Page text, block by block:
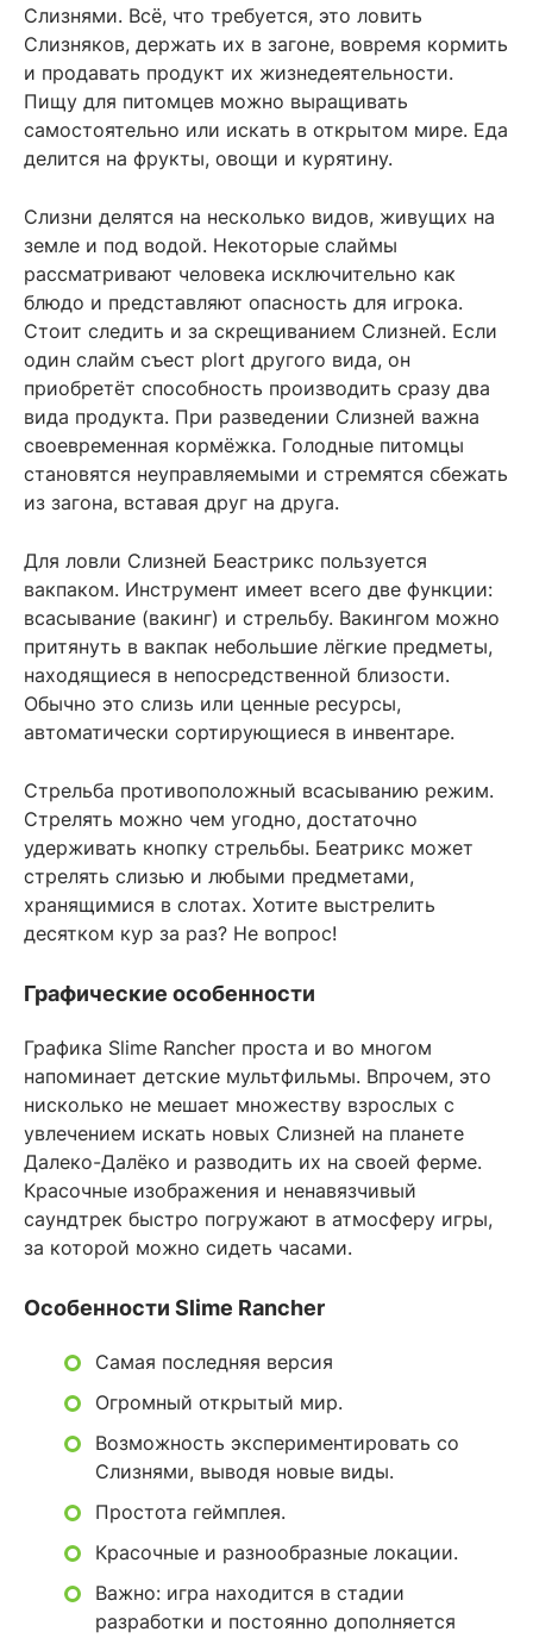
Слизнями. Всё, что требуется, это ловить
Слизняков, держать их в загоне, вовремя кормить
и продавать продукт их жизнедеятельности.
Пищу для питомцев можно выращивать
самостоятельно или искать в открытом мире. Еда
делится на фрукты, овощи и курятину.
Слизни делятся на несколько видов, живущих на
земле и под водой. Некоторые слаймы
рассматривают человека исключительно как
блюдо и представляют опасность для игрока.
Стоит следить и за скрещиванием Слизней. Если
один слайм съест plort другого вида, он
приобретёт способность производить сразу два
вида продукта. При разведении Слизней важна
своевременная кормёжка. Голодные питомцы
становятся неуправляемыми и стремятся сбежать
из загона, вставая друг на друга.
Для ловли Слизней Беастрикс пользуется
вакпаком. Инструмент имеет всего две функции:
всасывание (вакинг) и стрельбу. Вакингом можно
притянуть в вакпак небольшие лёгкие предметы,
находящиеся в непосредственной близости.
Обычно это слизь или ценные ресурсы,
автоматически сортирующиеся в инвентаре.
Стрельба противоположный всасыванию режим.
Стрелять можно чем угодно, достаточно
удерживать кнопку стрельбы. Беатрикс может
стрелять слизью и любыми предметами,
хранящимися в слотах. Хотите выстрелить
десятком кур за раз? Не вопрос!
Графические особенности
Графика Slime Rancher проста и во многом
напоминает детские мультфильмы. Впрочем, это
нисколько не мешает множеству взрослых с
увлечением искать новых Слизней на планете
Далеко-Далёко и разводить их на своей ферме.
Красочные изображения и ненавязчивый
саундтрек быстро погружают в атмосферу игры,
за которой можно сидеть часами.
Особенности Slime Rancher
Самая последняя версия
Огромный открытый мир.
Возможность экспериментировать со
Слизнями, выводя новые виды.
Простота геймплея.
Красочные и разнообразные локации.
Важно: игра находится в стадии
разработки и постоянно дополняется